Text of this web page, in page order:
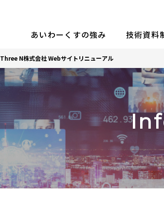
あいわーくすの強み 技術資料
Three N株式会社 Webサイトリニューアル